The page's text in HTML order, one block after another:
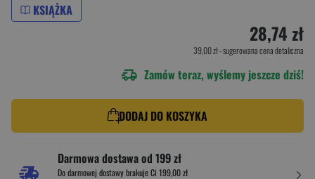
KSIĄŻKA
28,74 zł
39,00 zł- sugerowana cena detaliczna
Zamów teraz, wyślemy jeszcze dziś!
DODAJ DO KOSZYKA
Darmowa dostawa od 199 zł
Do darmowej dostawy brakuje Ci 199,00 zł